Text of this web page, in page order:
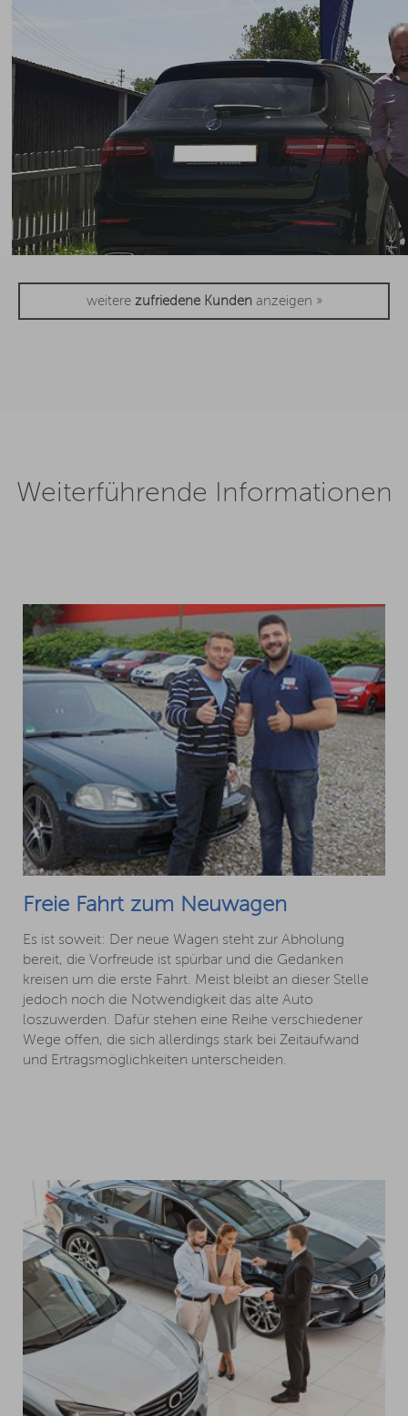
weitere zufriedene Kundenanzeigen »
Weiterführende Informationen
Freie Fahrt zum Neuwagen
Es ist soweit: Der neue Wagen steht zur Abholung
bereit, die Vorfreude ist spürbar und die Gedanken
kreisen um die erste Fahrt. Meist bleibt an dieser Stelle
jedoch noch die Notwendigkeit das alte Auto
loszuwerden. Dafür stehen eine Reihe verschiedener
Wege offen, die sich allerdings stark bei Zeitaufwand
und Ertragsmöglichkeiten unterscheiden.